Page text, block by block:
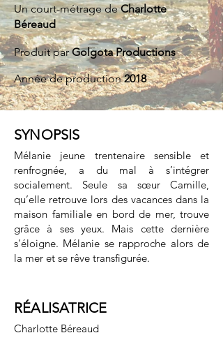
Un court-métrage deCharlotte
Béreaud
Produit parGolgota Productions
Année de production2018
SYNOPSIS
Mélanie jeune trentenaire sensible et
renfrognée, a du mal à s’intégrer
socialement. Seule sa sœur Camille,
qu’elle retrouve lors des vacances dans la
maison familiale en bord de mer, trouve
grâce à ses yeux. Mais cette dernière
s’éloigne. Mélanie se rapproche alors de
la mer et se rêve transfigurée.
RÉALISATRICE
Charlotte Béreaud